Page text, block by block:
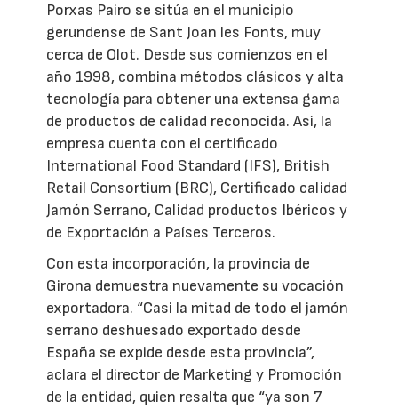
Porxas Pairo se sitúa en el municipio
gerundense de Sant Joan les Fonts, muy
cerca de Olot. Desde sus comienzos en el
año 1998, combina métodos clásicos y alta
tecnología para obtener una extensa gama
de productos de calidad reconocida. Así, la
empresa cuenta con el certificado
International Food Standard (IFS), British
Retail Consortium (BRC), Certificado calidad
Jamón Serrano, Calidad productos Ibéricos y
de Exportación a Países Terceros.
Con esta incorporación, la provincia de
Girona demuestra nuevamente su vocación
exportadora. “Casi la mitad de todo el jamón
serrano deshuesado exportado desde
España se expide desde esta provincia”,
aclara el director de Marketing y Promoción
de la entidad, quien resalta que “ya son 7